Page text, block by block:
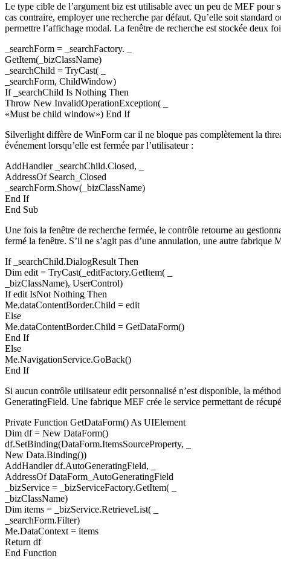
Le type cible de l’argument biz est utilisable avec un peu de MEF pour
cas contraire, employer une recherche par défaut. Qu’elle soit
permettre l’affichage modal. La fenêtre de recherche est stockée deux
_searchForm = _searchFactory. _
GetItem(_bizClassName)
_searchChild = TryCast( _
_searchForm, ChildWindow)
If _searchChild Is Nothing Then
Throw New InvalidOperationException( _
«Must be child window») End If
Silverlight diffère de WinForm car il ne bloque pas complètement la
événement lorsqu’elle est fermée par l’utilisateur :
AddHandler _searchChild.Closed, _
AddressOf Search_Closed
_searchForm.Show(_bizClassName)
End If
End Sub
Une fois la fenêtre de recherche fermée, le contrôle retourne au
fermé la fenêtre. S’il ne s’agit pas d’une annulation, une autre
If _searchChild.DialogResult Then
Dim edit = TryCast(_editFactory.GetItem( _
_bizClassName), UserControl)
If edit IsNot Nothing Then
Me.dataContentBorder.Child = edit
Else
Me.dataContentBorder.Child = GetDataForm()
End If
Else
Me.NavigationService.GoBack()
End If
Si aucun contrôle utilisateur edit personnalisé n’est disponible, la
GeneratingField. Une fabrique MEF crée le service permettant de
Private Function GetDataForm() As UIElement
Dim df = New DataForm()
df.SetBinding(DataForm.ItemsSourceProperty, _
New Data.Binding())
AddHandler df.AutoGeneratingField, _
AddressOf DataForm_AutoGeneratingField
_bizService = _bizServiceFactory.GetItem( _
_bizClassName)
Dim items = _bizService.RetrieveList( _
_searchForm.Filter)
Me.DataContext = items
Return df
End Function